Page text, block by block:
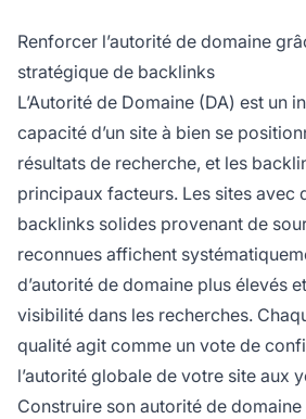
Renforcer l’autorité de domaine
stratégique de backlinks
L’Autorité de Domaine (DA) est un
capacité d’un site à bien se
résultats de recherche, et les
principaux facteurs. Les sites avec
backlinks solides provenant de
reconnues affichent
d’autorité de domaine plus élevés
visibilité dans les recherches.
qualité agit comme un vote de
l’autorité globale de votre site aux
Construire son autorité de domaine